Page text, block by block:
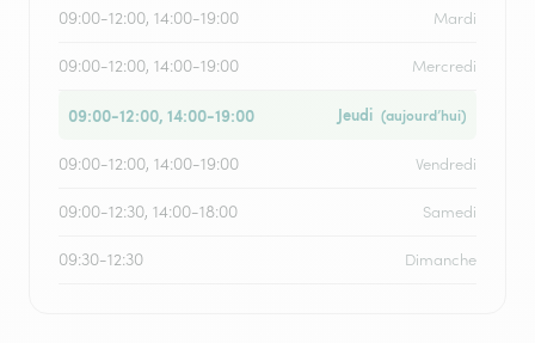
09:00-12:00, 14:00-19:00 Mardi
09:00-12:00, 14:00-19:00 Mercredi
09:00-12:00, 14:00-19:00 Jeudi (aujourd’hui)
09:00-12:00, 14:00-19:00 Vendredi
09:00-12:30, 14:00-18:00 Samedi
09:30-12:30 Dimanche